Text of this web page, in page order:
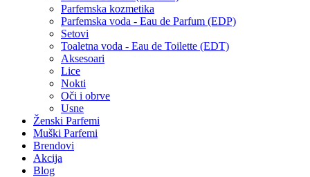
Parfemska kozmetika
Parfemska voda - Eau de Parfum (EDP)
Setovi
Toaletna voda - Eau de Toilette (EDT)
Aksesoari
Lice
Nokti
Oči i obrve
Usne
Ženski Parfemi
Muški Parfemi
Brendovi
Akcija
Blog